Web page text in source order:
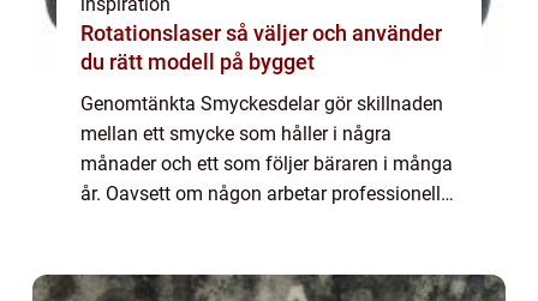
Rotationslaser så väljer och använder
du rätt modell på bygget
Genomtänkta Smyckesdelar gör skillnaden
mellan ett smycke som håller i några
månader och ett som följer bäraren i många
år. Oavsett om någon arbetar professionellt
dela...